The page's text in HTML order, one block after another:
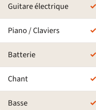
Guitare électrique ✓
Piano / Claviers ✓
Batterie ✓
Chant ✓
Basse ✓